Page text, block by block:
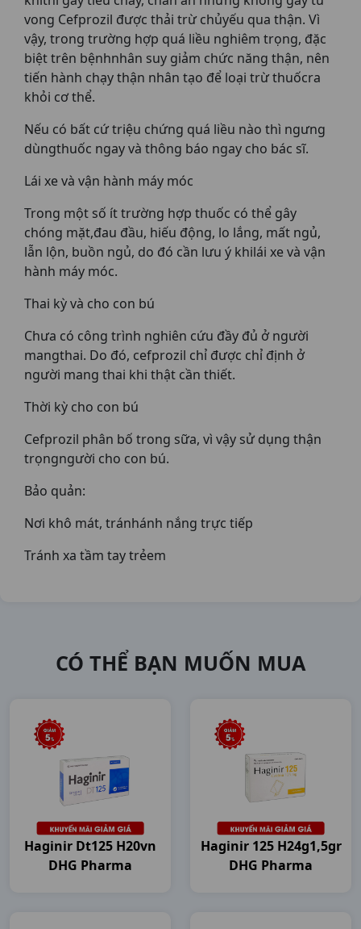
vong Cefprozil được thải trừ chủyếu qua thận. Vì
vậy, trong trường hợp quá liều nghiêm trọng, đặc
biệt trên bệnhnhân suy giảm chức năng thận, nên
tiến hành chạy thận nhân tạo để loại trừ thuốcra
khỏi cơ thể.
Nếu có bất cứ triệu chứng quá liều nào thì ngưng
dùngthuốc ngay và thông báo ngay cho bác sĩ.
Lái xe và vận hành máy móc
Trong một số ít trường hợp thuốc có thể gây
chóng mặt,đau đầu, hiếu động, lo lắng, mất ngủ,
lẫn lộn, buồn ngủ, do đó cần lưu ý khilái xe và vận
hành máy móc.
Thai kỳ và cho con bú
Chưa có công trình nghiên cứu đầy đủ ở người
mangthai. Do đó, cefprozil chỉ được chỉ định ở
người mang thai khi thật cần thiết.
Thời kỳ cho con bú
Cefprozil phân bố trong sữa, vì vậy sử dụng thận
trọngngười cho con bú.
Bảo quản:
Nơi khô mát, tránhánh nắng trực tiếp
Tránh xa tầm tay trẻem
CÓ THỂ BẠN MUỐN MUA
Haginir Dt125 H20vn
DHG Pharma
Haginir 125 H24g1,5gr
DHG Pharma